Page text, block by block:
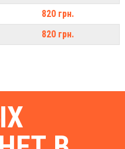
820 грн.
820 грн.